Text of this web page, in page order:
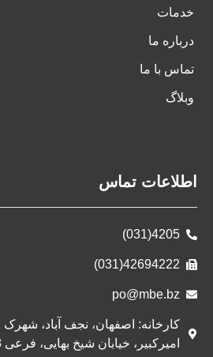
خدمات
درباره ما
تماس با ما
وبلاگ
اطلاعات تماس
4205(031)
42694222(031)
po@mbe.bz
امیرکبیر، خیابان شیخ بهایی، فرعی 8 ، پلاک 14